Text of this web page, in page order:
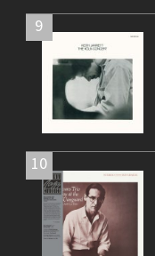
9
10